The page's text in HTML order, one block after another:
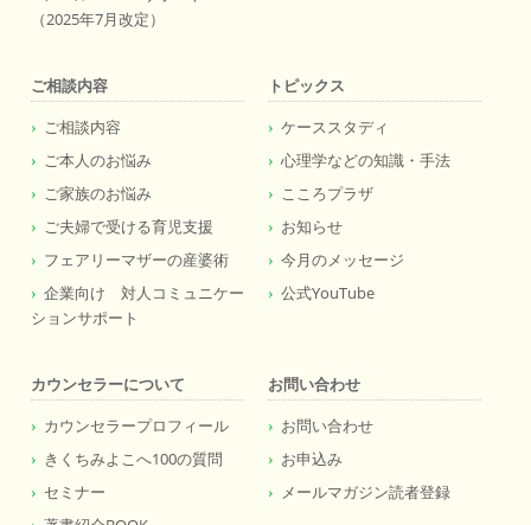
（2025年7月改定）
ご相談内容
ご相談内容
ご本人のお悩み
ご家族のお悩み
ご夫婦で受ける育児支援
フェアリーマザーの産婆術
企業向け 対人コミュニケー
ションサポート
トピックス
ケーススタディ
心理学などの知識・手法
こころプラザ
お知らせ
今月のメッセージ
公式YouTube
カウンセラーについて
カウンセラープロフィール
きくちみよこへ100の質問
セミナー
お問い合わせ
お問い合わせ
お申込み
メールマガジン読者登録